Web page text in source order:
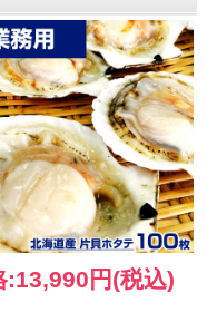
:13,990円(税込)